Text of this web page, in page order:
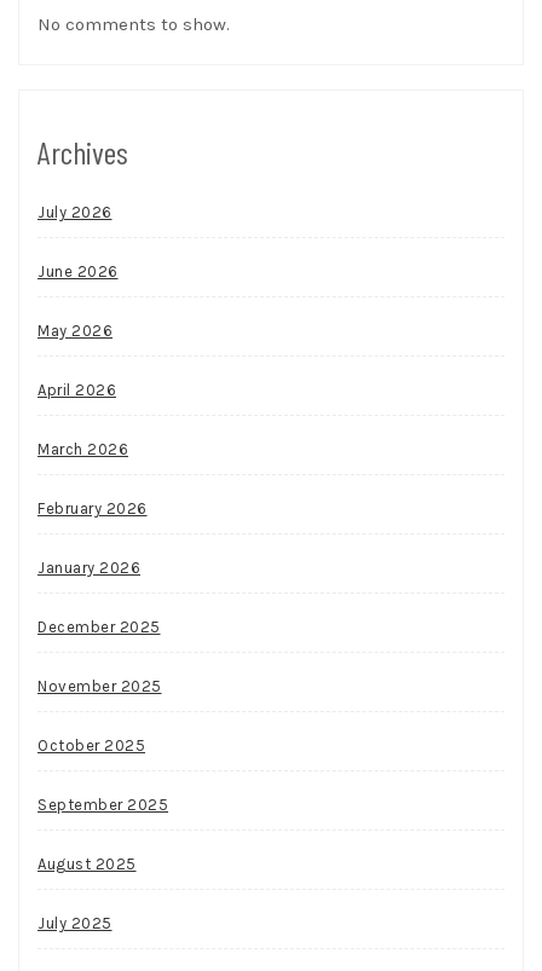
No comments to show.
Archives
July 2026
June 2026
May 2026
April 2026
March 2026
February 2026
January 2026
December 2025
November 2025
October 2025
September 2025
August 2025
July 2025